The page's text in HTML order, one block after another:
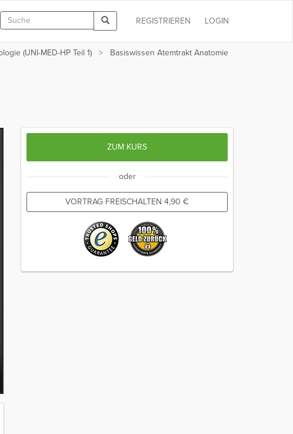
LOGIN
REGISTRIEREN
(UNI-MED-HP Teil 1)
Basiswissen Atemtrakt Anatomie
ZUM KURS
oder
VORTRAG FREISCHALTEN 4,90 €